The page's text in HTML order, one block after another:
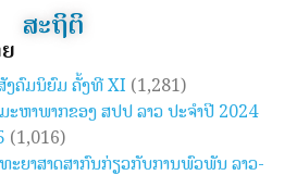
ສະຖິຕິ
ງຄົມນິຍົມ ຄັ້ງທີ XI (1,281)
ະຫາພາກຂອງ ສປປ ລາວ ປະຈຳປີ 2024
(1,016)
ະຍາສາດສາກົນກ່ຽວກັບການພົວພັນ ລາວ-